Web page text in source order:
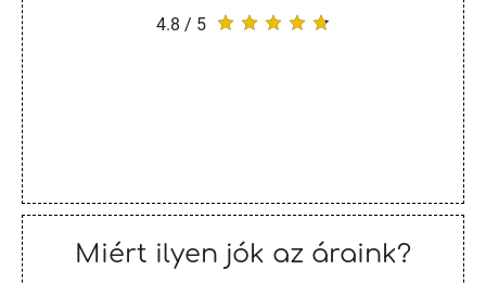
4.8 / 5
Miért ilyen jók az áraink?